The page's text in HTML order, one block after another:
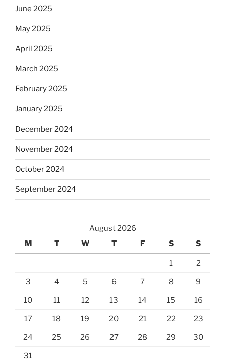
June 2025
May 2025
April 2025
March 2025
February 2025
January 2025
December 2024
November 2024
October 2024
September 2024
August 2026
M
T W T F S S
1 2
3 4 5 6 7 8 9
10 11 12 13 14 15 16
17 18 19 20 21 22 23
24 25 26 27 28 29 30
31